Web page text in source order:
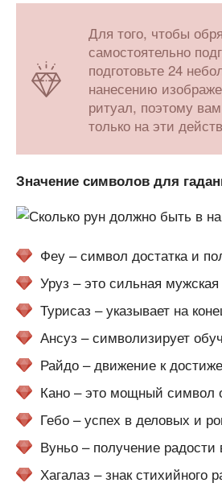
Для того, чтобы
самостоятельно
подготовьте 24
нанесению
ритуал, поэтому
только на эти
Значение символов для
Феу – символ достатка и
Уруз – это сильная
Турисаз – указывает на
Ансуз – символизирует
Райдо – движение к
Кано – это мощный символ
Гебо – успех в деловых и
Вуньо – получение
Хагалаз – знак стихийного